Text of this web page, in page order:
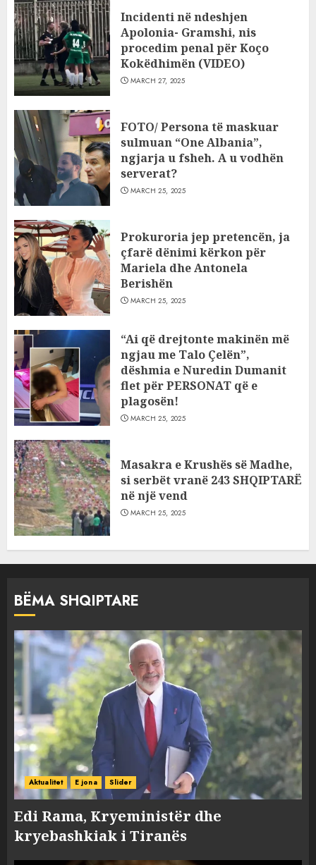
Incidenti në ndeshjen
Apolonia- Gramshi, nis
procedim penal për Koço
Kokëdhimën (VIDEO)
MARCH 27, 2025
FOTO/ Persona të maskuar
sulmuan “One Albania”,
ngjarja u fsheh. A u vodhën
serverat?
MARCH 25, 2025
Prokuroria jep pretencën, ja
çfarë dënimi kërkon për
Mariela dhe Antonela
Berishën
MARCH 25, 2025
“Ai që drejtonte makinën më
ngjau me Talo Çelën”,
dëshmia e Nuredin Dumanit
flet për PERSONAT që e
plagosën!
MARCH 25, 2025
Masakra e Krushës së Madhe,
si serbët vranë 243 SHQIPTARË
në një vend
MARCH 25, 2025
BËMA SHQIPTARE
Aktualitet E jona Slider
Edi Rama, Kryeministër dhe
kryebashkiak i Tiranës